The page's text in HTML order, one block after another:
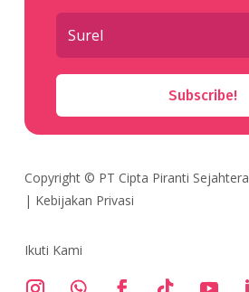
Subscribe!
Copyright © PT Cipta Piranti Sejahtera
| Kebijakan Privasi
Ikuti Kami